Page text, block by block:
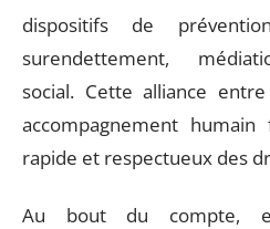
dispositifs de
surendettement,
social. Cette alliance
accompagnement
rapide et respectueux des
Au bout du compte,